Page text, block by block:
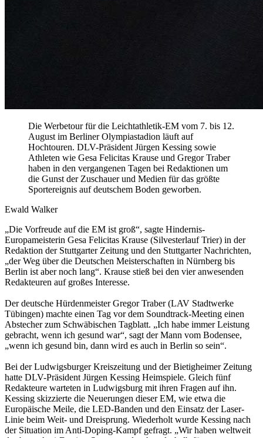
Die Werbetour für die Leichtathletik-EM vom 7. bis 12.
August im Berliner Olympiastadion läuft auf
Hochtouren. DLV-Präsident Jürgen Kessing sowie
Athleten wie Gesa Felicitas Krause und Gregor Traber
haben in den vergangenen Tagen bei Redaktionen um
die Gunst der Zuschauer und Medien für das größte
Sportereignis auf deutschem Boden geworben.
Ewald Walker
„Die Vorfreude auf die EM ist groß“, sagte Hindernis-
Europameisterin Gesa Felicitas Krause (Silvesterlauf Trier) in der
Redaktion der Stuttgarter Zeitung und den Stuttgarter Nachrichten,
„der Weg über die Deutschen Meisterschaften in Nürnberg bis
Berlin ist aber noch lang“. Krause stieß bei den vier anwesenden
Redakteuren auf großes Interesse.
Der deutsche Hürdenmeister Gregor Traber (LAV Stadtwerke
Tübingen) machte einen Tag vor dem Soundtrack-Meeting einen
Abstecher zum Schwäbischen Tagblatt. „Ich habe immer Leistung
gebracht, wenn ich gesund war“, sagt der Mann vom Bodensee,
„wenn ich gesund bin, dann wird es auch in Berlin so sein“.
Bei der Ludwigsburger Kreiszeitung und der Bietigheimer Zeitung
hatte DLV-Präsident Jürgen Kessing Heimspiele. Gleich fünf
Redakteure warteten in Ludwigsburg mit ihren Fragen auf ihn.
Kessing skizzierte die Neuerungen dieser EM, wie etwa die
Europäische Meile, die LED-Banden und den Einsatz der Laser-
Linie beim Weit- und Dreisprung. Wiederholt wurde Kessing nach
der Situation im Anti-Doping-Kampf gefragt. „Wir haben weltweit